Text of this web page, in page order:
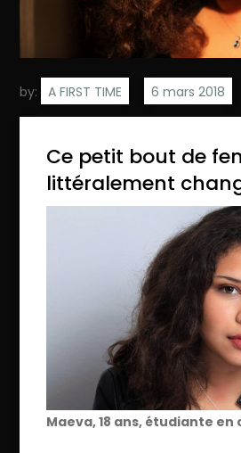
by: A FIRST TIME
Ce petit bout de
littéralement
Maeva, 18 ans, étudiante